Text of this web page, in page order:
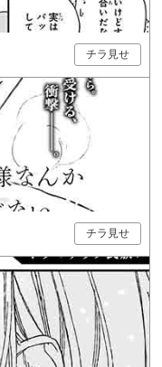
チラ見せ
チラ見せ